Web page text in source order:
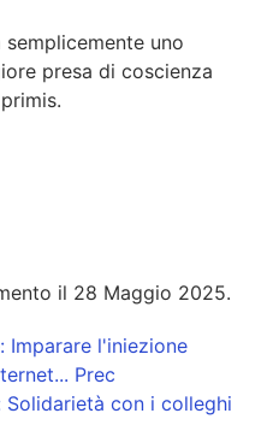
uno
presa di coscienza
il 28 Maggio 2025.
l'iniezione
Prec
con i colleghi